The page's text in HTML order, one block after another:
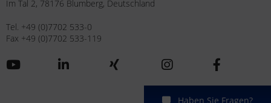
Im Tal 2, 78176 Blumberg, Deutschland
Tel. +49 (0)7702 533-0
Fax +49 (0)7702 533-119
Haben Sie Fragen?